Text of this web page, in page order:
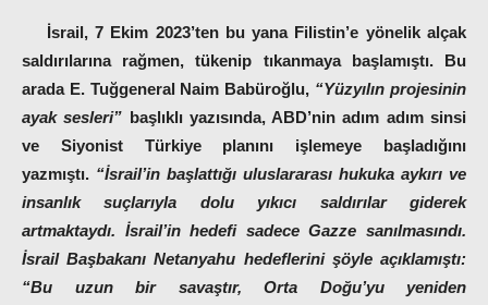
İsrail,7 Ekim 2023’ten bu yana Filistin’e yönelik alçak
saldırılarına rağmen, tükenip tıkanmaya başlamıştı. Bu
arada E. Tuğgeneral Naim Babüroğlu, “Yüzyılın projesinin
ayak sesleri” başlıklı yazısında, ABD’nin adım adım sinsi
ve Siyonist Türkiye planını işlemeye başladığını
yazmıştı. “İsrail’in başlattığı uluslararası hukuka aykırı ve
insanlık suçlarıyla dolu yıkıcı saldırılar giderek
artmaktaydı. İsrail’in hedefi sadece Gazze sanılmasındı.
İsrail Başbakanı Netanyahu hedeflerini şöyle açıklamıştı:
“Bu uzun bir savaştır, Orta Doğu’yu yeniden